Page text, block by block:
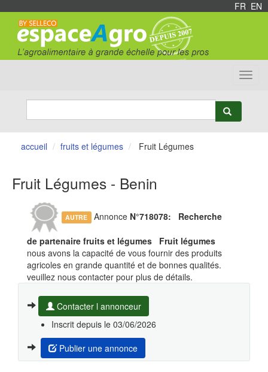
FR EN
accueil fruits et légumes Fruit Légumes
Fruit Légumes - Benin
AUTRE Annonce N°718078: Recherche
de partenaire fruits et légumes Fruit légumes
nous avons la capacité de vous fournir des produits
agricoles en grande quantité et de bonnes qualités.
veuillez nous contacter pour plus de détails.
Contacter l annonceur
Inscrit depuis le 03/06/2026
Publier une annonce